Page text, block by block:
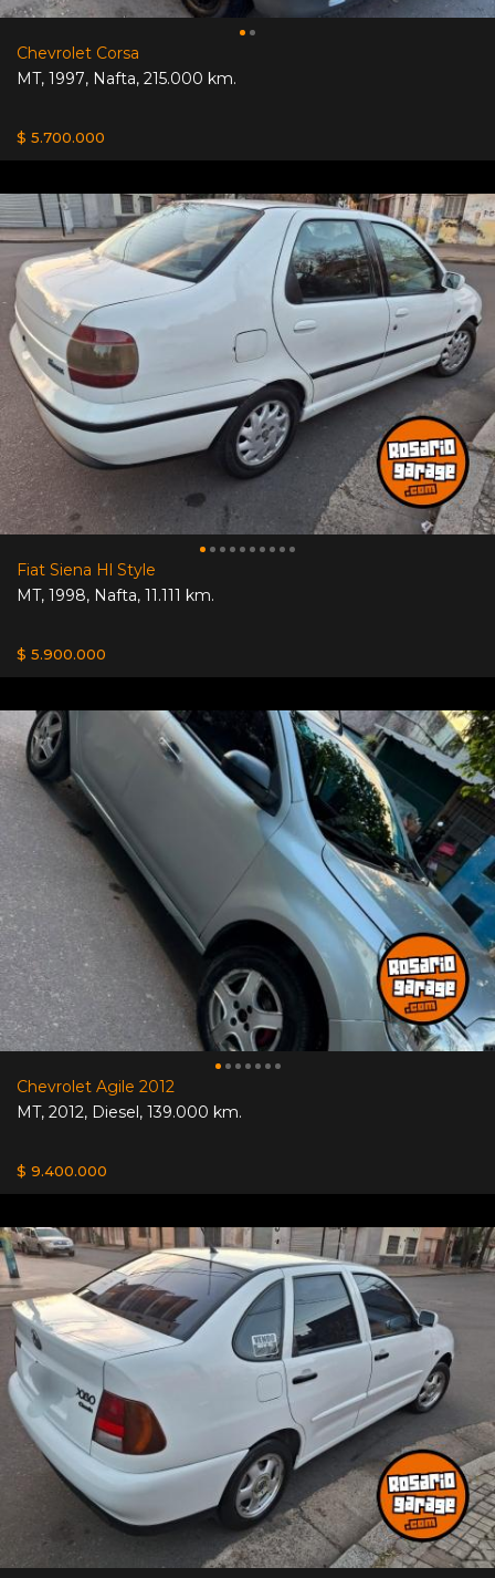
Chevrolet Corsa
MT, 1997, Nafta, 215.000 km.
$ 5.700.000
Fiat Siena Hl Style
MT, 1998, Nafta, 11.111 km.
$ 5.900.000
Chevrolet Agile 2012
MT, 2012, Diesel, 139.000 km.
$ 9.400.000